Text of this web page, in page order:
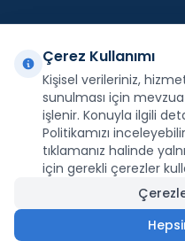
3.000,00
Yurtdışı Kargo
Şirketimiz E-Fatura ve E-Arşiv
kapsamındadır.
Facebook
X İnstagram
Youtube
Çerez Kullanımı
Kişisel verileriniz,
sunulması için
işlenir. Konuyla ilgili
Politikamızı
tıklamanız halinde
için gerekli çerezler